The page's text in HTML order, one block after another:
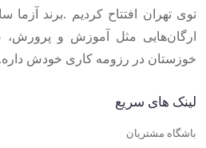
توی تهران افتتاح کردیم .برند آزما
ارگان‌هایی مثل آموزش و پرورش،
خوزستان در رزومه کاری خودش داره.
لینک های سریع
باشگاه مشتریان